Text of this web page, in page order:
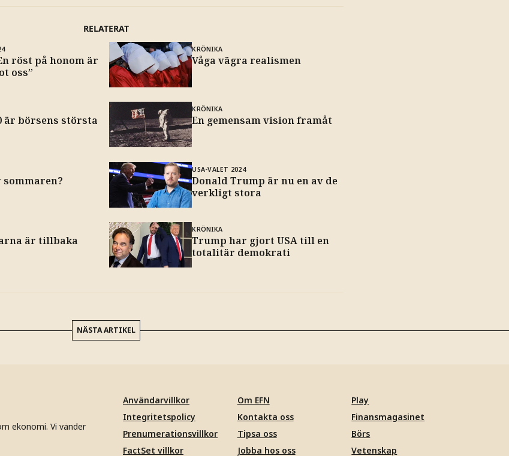
RELATERAT
röst på honom är
oss”
KRÖNIKA
Våga vägra realismen
är börsens största
KRÖNIKA
En gemensam vision framåt
USA-VALET 2024
Donald Trump är nu en av de
verkligt stora
är tillbaka
KRÖNIKA
Trump har gjort USA till en
totalitär demokrati
NÄSTA ARTIKEL
ekonomi. Vi vänder
Användarvillkor
Integritetspolicy
Prenumerationsvillkor
FactSet villkor
Om EFN
Kontakta oss
Tipsa oss
Jobba hos oss
Play
Finansmagasinet
Börs
Vetenskap